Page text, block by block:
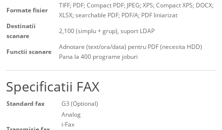
Formate fisier
TIFF; PDF; Compact PDF; JPEG; XPS; Compact XPS; DOCX;
XLSX; searchable PDF; PDF/A; PDF liniarizat
Destinatii
scanare
2,100 (simplu + grup), suport LDAP
Functii scanare
Adnotare (text/ora/data) pentru PDF (necesita HDD)
Pana la 400 programe joburi
Specificatii FAX
Standard fax G3 (Optional)
Analog
i-Fax